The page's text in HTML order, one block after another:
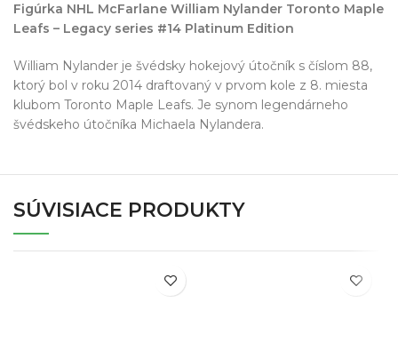
Figúrka NHL McFarlane William Nylander Toronto Maple
Leafs – Legacy series #14 Platinum Edition
William Nylander je švédsky hokejový útočník s číslom 88,
ktorý bol v roku 2014 draftovaný v prvom kole z 8. miesta
klubom Toronto Maple Leafs. Je synom legendárneho
švédskeho útočníka Michaela Nylandera.
SÚVISIACE PRODUKTY